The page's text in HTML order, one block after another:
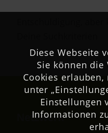
Netzwerk
Diese Webseite
Sie können die
Cookies
unter
Einstellungen
Informationen